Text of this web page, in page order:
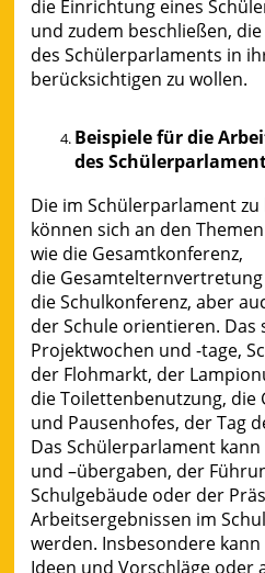
die Einrichtung eines
und zudem beschließen,
des Schülerparlaments in
berücksichtigen zu wollen.
Beispiele für die
des
Die im Schülerparlament
können sich an den
wie die Gesamtkonferenz,
die
die Schulkonferenz, aber
der Schule orientieren. Das
Projektwochen und -tage,
der Flohmarkt, der
die Toilettenbenutzung, die
und Pausenhofes, der Tag
Das Schülerparlament
und –übergaben, der
Schulgebäude oder der
Arbeitsergebnissen im
werden. Insbesondere
Ideen und Vorschläge oder